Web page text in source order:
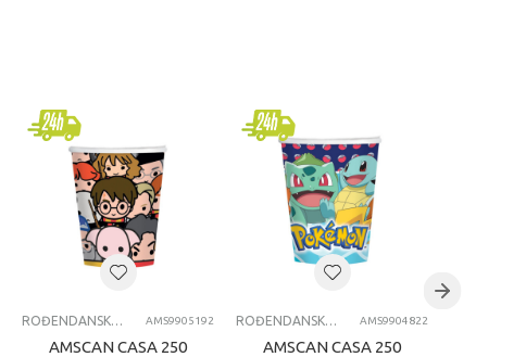
ROĐENDANSKE ČAŠE AMS9905192
AMSCAN CASA 250
ROĐENDANSKE ČAŠE AMS9904822
AMSCAN CASA 250